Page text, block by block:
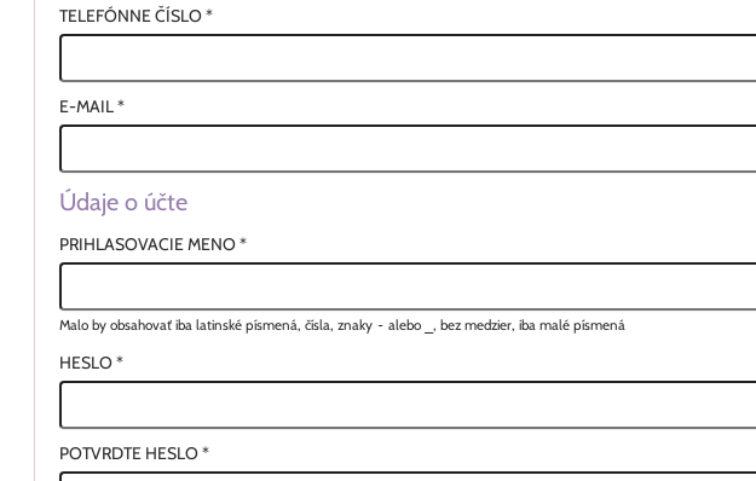
TELEFÓNNE ČÍSLO*
E-MAIL*
Údaje o účte
PRIHLASOVACIE MENO*
Malo by obsahovať iba latinské písmená, čísla, znaky - alebo , bez medzier, iba malé písmená
HESLO*
POTVRDTE HESLO*